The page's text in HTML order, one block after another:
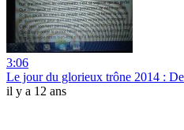
3:06
Le jour du glorieux trône 2014 :
il y a 12 ans